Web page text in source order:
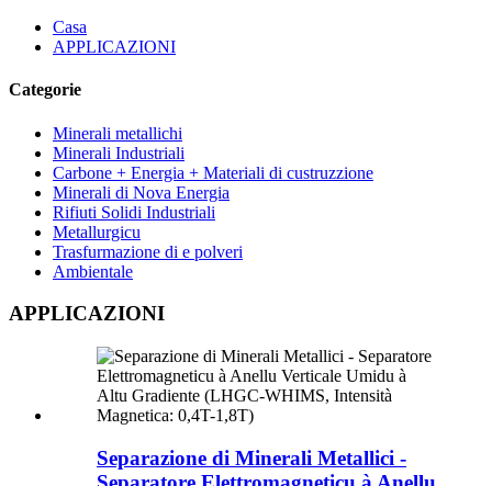
Casa
APPLICAZIONI
Categorie
Minerali metallichi
Minerali Industriali
Carbone + Energia + Materiali di custruzzione
Minerali di Nova Energia
Rifiuti Solidi Industriali
Metallurgicu
Trasfurmazione di e polveri
Ambientale
APPLICAZIONI
Separazione di Minerali Metallici -